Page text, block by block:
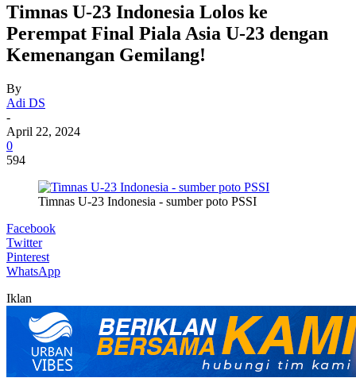
Timnas U-23 Indonesia Lolos ke
Perempat Final Piala Asia U-23 dengan
Kemenangan Gemilang!
By
Adi DS
-
April 22, 2024
0
594
Timnas U-23 Indonesia - sumber poto PSSI
Facebook
Twitter
Pinterest
WhatsApp
Iklan